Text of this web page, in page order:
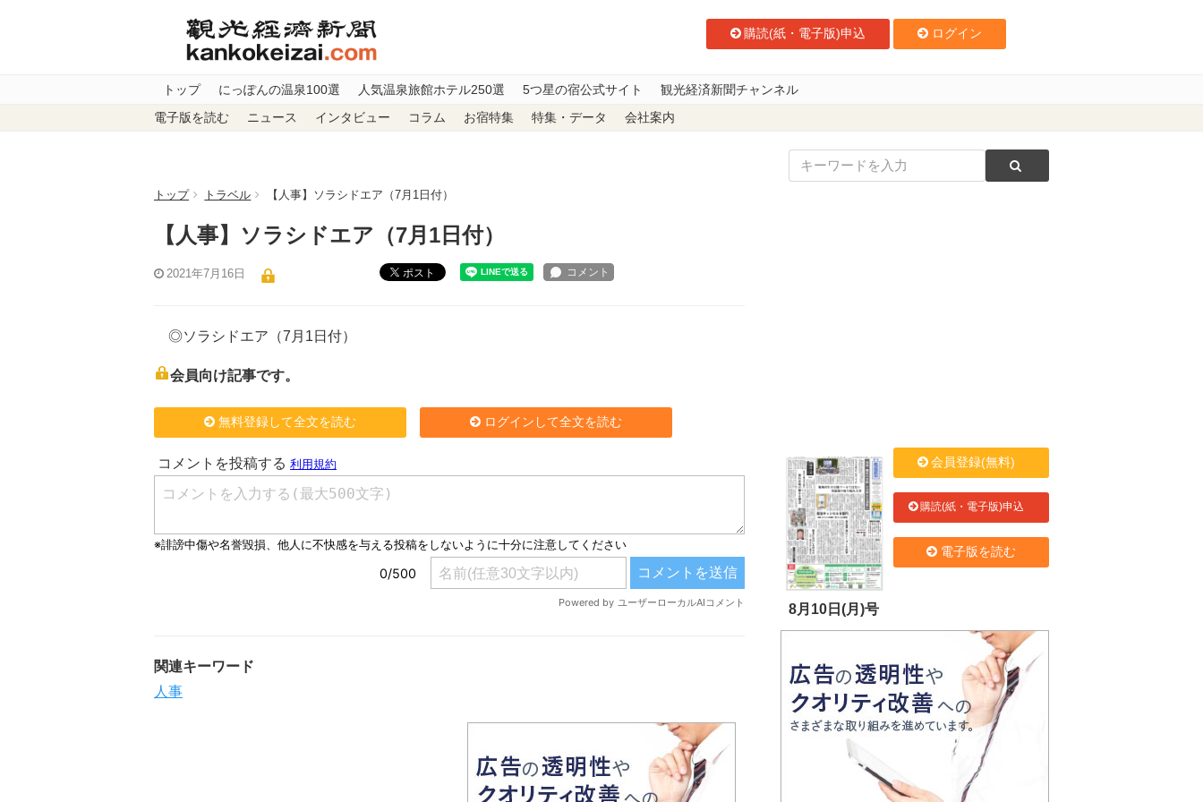
購読(紙・電子版)申込 ログイン
トップ にっぽんの温泉100選 人気温泉旅館ホテル250選 5つ星の宿公式サイト 観光経済新聞チャンネル
電子版を読む ニュース インタビュー コラム お宿特集 特集・データ 会社案内
トップ トラベル 【人事】ソラシドエア（7月1日付）
【人事】ソラシドエア（7月1日付）
2021年7月16日 ポスト
◎ソラシドエア（7月1日付）
会員向け記事です。
無料登録して全文を読む ログインして全文を読む
関連キーワード
人事
8月10日(月)号
会員登録(無料)
購読(紙・電子版)申込
電子版を読む